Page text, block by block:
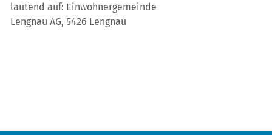
lautend auf: Einwohnergemeinde
Lengnau AG, 5426 Lengnau